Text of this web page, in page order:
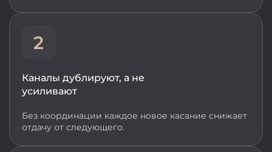
Каналы дублируют, а не
усиливают
Без координации каждое новое касание снижает
отдачу от следующего.